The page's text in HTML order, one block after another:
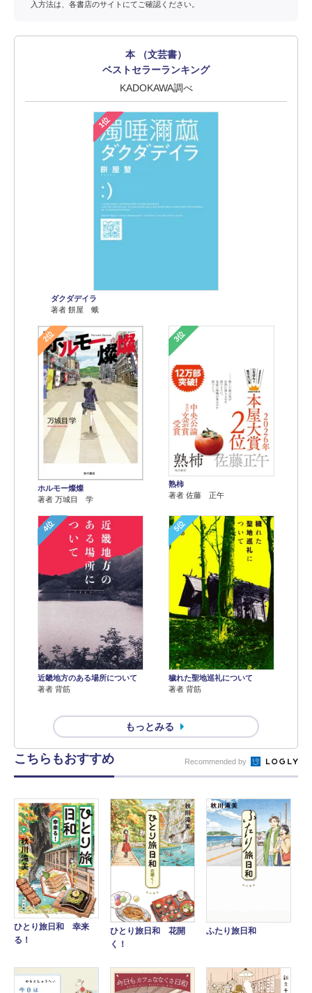
入方法は、各書店のサイトにてご確認ください。
本 （文芸書）
ベストセラーランキング
KADOKAWA調べ
1位
ダクダデイラ
著者 餅屋 蛾
2位
ホルモー燦燦
著者 万城目 学
3位
熟柿
著者 佐藤 正午
4位
近畿地方のある場所について
著者 背筋
5位
穢れた聖地巡礼について
著者 背筋
もっとみる
こちらもおすすめ Recommended by
ひとり旅日和 幸来
る！
ひとり旅日和 花開
く！
ふたり旅日和